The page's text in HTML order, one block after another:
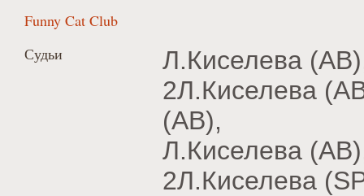
Funny Cat Club
Судьи
Л.Киселева
2Л.Киселева
(AB),
Л.Киселева
2Л.Киселева